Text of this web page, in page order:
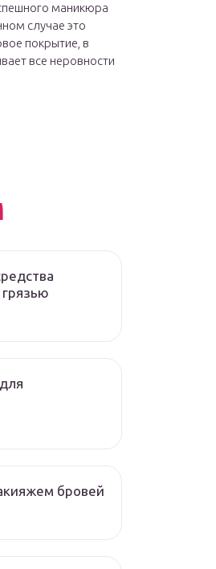
маникюра
случае это
покрытие, в
все неровности
бровей